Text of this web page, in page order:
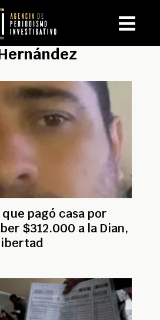
pagó casa por
$312.000 a la Dian,